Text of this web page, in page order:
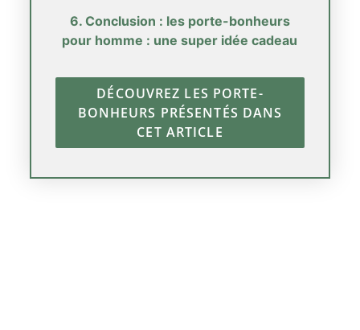
6. Conclusion : les porte-bonheurs
pour homme : une super idée cadeau
DÉCOUVREZ LES PORTE-
BONHEURS PRÉSENTÉS DANS
CET ARTICLE